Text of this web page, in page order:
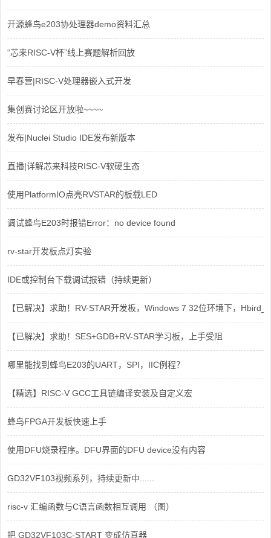
开源蜂鸟e203协处理器demo资料汇总
“芯来RISC-V杯”线上赛题解析回放
早春营|RISC-V处理器嵌入式开发
集创赛讨论区开放啦~~~~
发布|Nuclei Studio IDE发布新版本
直播|详解芯来科技RISC-V软硬生态
使用PlatformIO点亮RVSTAR的板载LED
调试蜂鸟E203时报错Error：no device found
rv-star开发板点灯实验
IDE或控制台下载调试报错（持续更新）
【已解决】求助！RV-STAR开发板，Windows 7 32位环境下，
【已解决】求助！SES+GDB+RV-STAR学习板，上手受阻
哪里能找到蜂鸟E203的UART，SPI，IIC例程？
【精选】RISC-V GCC工具链编译安装及自定义宏
蜂鸟FPGA开发板快速上手
使用DFU烧录程序。DFU界面的DFU device没有内容
GD32VF103视频系列，持续更新中......
risc-v 汇编函数与C语言函数相互调用 （图）
把 GD32VF103C-START 变成仿真器